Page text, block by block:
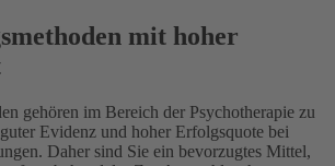
mit hoher
gehören im Bereich der Psychotherapie zu
Evidenz und hoher Erfolgsquote bei
Daher sind Sie ein bevorzugtes Mittel,